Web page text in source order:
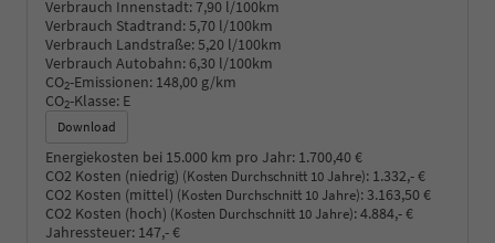
Verbrauch Innenstadt:7,90 l/100km
Verbrauch Stadtrand:5,70 l/100km
Verbrauch Landstraße:5,20 l/100km
Verbrauch Autobahn: 6,30 l/100km
CO2-Emissionen: 148,00 g/km
CO2-Klasse: E
Download
Energiekosten bei 15.000 km pro Jahr: 1.700,40 €
CO2 Kosten (niedrig) (Kosten Durchschnitt 10 Jahre): 1.332,- €
CO2 Kosten (mittel) (Kosten Durchschnitt 10 Jahre):3.163,50 €
CO2 Kosten (hoch) (Kosten Durchschnitt 10 Jahre):4.884,- €
Jahressteuer: 147,- €